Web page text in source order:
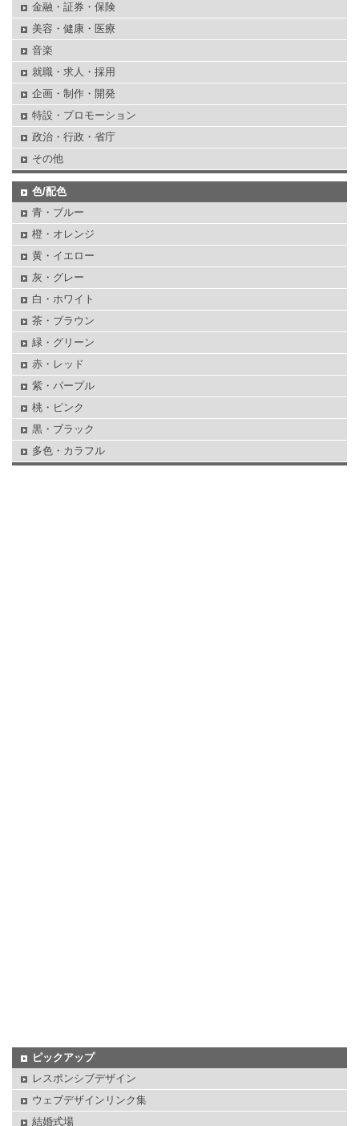
金融・証券・保険
美容・健康・医療
音楽
就職・求人・採用
企画・制作・開発
特設・プロモーション
政治・行政・省庁
その他
色/配色
青・ブルー
橙・オレンジ
黄・イエロー
灰・グレー
白・ホワイト
茶・ブラウン
緑・グリーン
赤・レッド
紫・パープル
桃・ピンク
黒・ブラック
多色・カラフル
ピックアップ
レスポンシブデザイン
ウェブデザインリンク集
結婚式場